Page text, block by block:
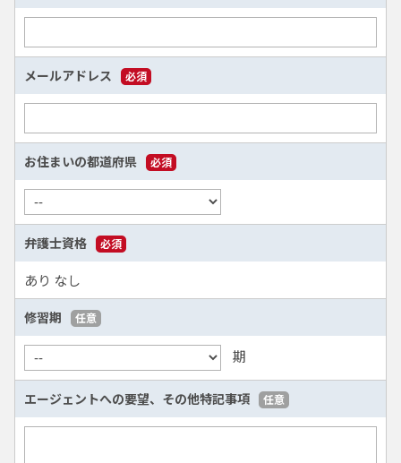
メールアドレス 必須
お住まいの都道府県 必須
弁護士資格 必須
あり なし
修習期 任意
期
エージェントへの要望、 その他特記事項 任意